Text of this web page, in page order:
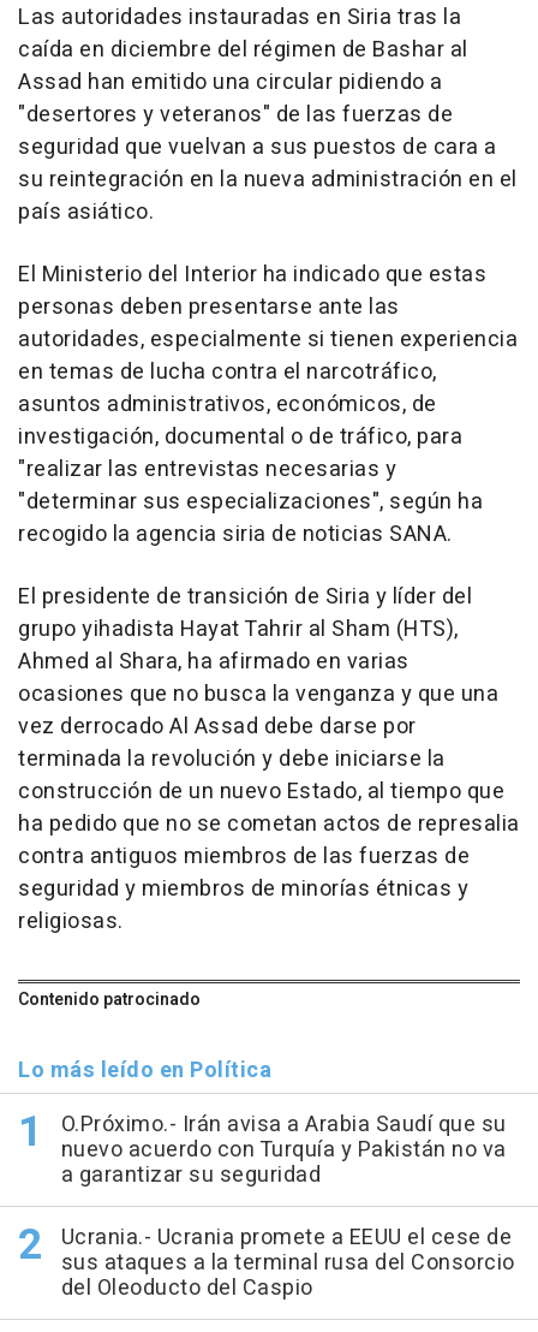
Las autoridades instauradas en Siria tras la
caída en diciembre del régimen de Bashar al
Assad han emitido una circular pidiendo a
"desertores y veteranos" de las fuerzas de
seguridad que vuelvan a sus puestos de cara a
su reintegración en la nueva administración en el
país asiático.
El Ministerio del Interior ha indicado que estas
personas deben presentarse ante las
autoridades, especialmente si tienen experiencia
en temas de lucha contra el narcotráfico,
asuntos administrativos, económicos, de
investigación, documental o de tráfico, para
"realizar las entrevistas necesarias y
"determinar sus especializaciones", según ha
recogido la agencia siria de noticias SANA.
El presidente de transición de Siria y líder del
grupo yihadista Hayat Tahrir al Sham (HTS),
Ahmed al Shara, ha afirmado en varias
ocasiones que no busca la venganza y que una
vez derrocado Al Assad debe darse por
terminada la revolución y debe iniciarse la
construcción de un nuevo Estado, al tiempo que
ha pedido que no se cometan actos de represalia
contra antiguos miembros de las fuerzas de
seguridad y miembros de minorías étnicas y
religiosas.
Contenido patrocinado
Lo más leído en Política
O.Próximo.- Irán avisa a Arabia Saudí que su
nuevo acuerdo con Turquía y Pakistán no va
a garantizar su seguridad
Ucrania.- Ucrania promete a EEUU el cese de
sus ataques a la terminal rusa del Consorcio
del Oleoducto del Caspio